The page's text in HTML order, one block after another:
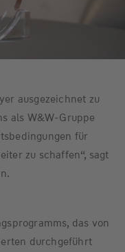
ausgezeichnet zu
als W&W-Gruppe
für
zu schaffen“, sagt
das von
durchgeführt